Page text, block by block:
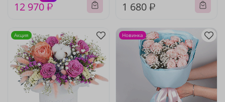
12 970 ₽ 1 680 ₽
Акция Новинка